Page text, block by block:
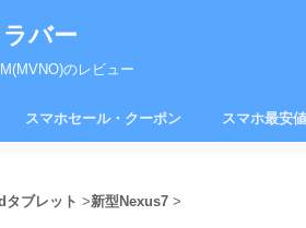
バー
のレビュー
スマホセール・クーポン スマホ最安
ブレット >新型Nexus7 >